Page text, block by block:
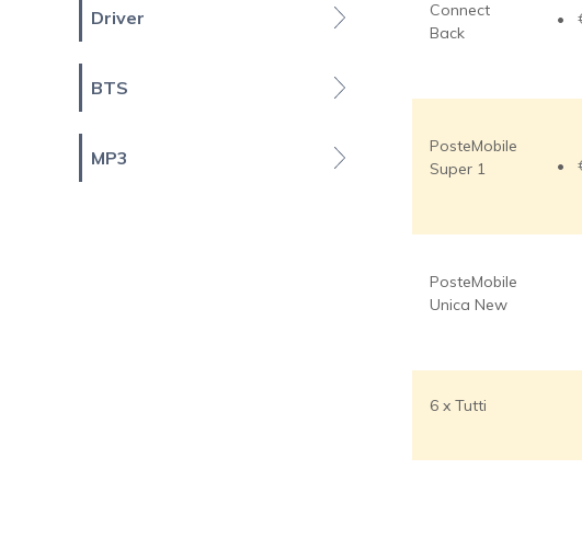
Driver
BTS
MP3
Connect
Back
PosteMobile
Super 1
PosteMobile
Unica New
6 x Tutti